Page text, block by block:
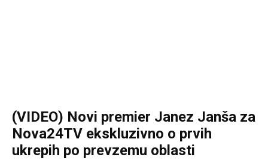
(VIDEO) Novi premier Janez Janša za
Nova24TV ekskluzivno o prvih
ukrepih po prevzemu oblasti